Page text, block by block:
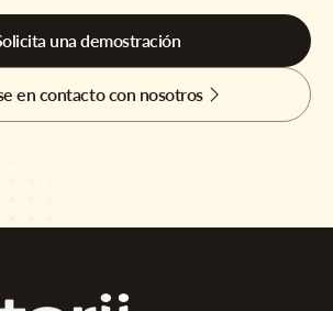
una demostración
en contacto con nosotros